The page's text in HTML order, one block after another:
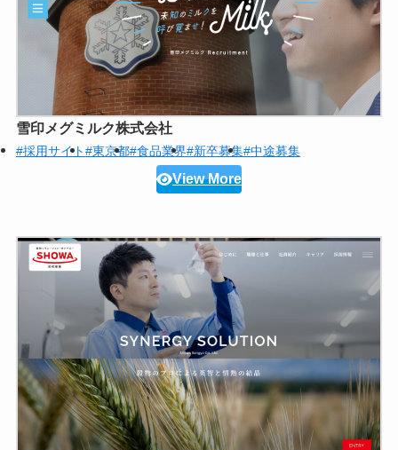
雪印メグミルク株式会社
#採用サイト#東京都#食品業界#新卒募集#中途募集
View More